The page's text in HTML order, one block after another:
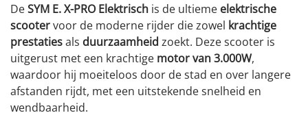
DeSYM E. X-PRO Elektrisch is de ultieme elektrische
scootervoor de moderne rijder die zowel krachtige
prestatiesals duurzaamheid zoekt. Deze scooter is
uitgerust met een krachtige motor van 3.000W,
waardoor hij moeiteloos door de stad en over langere
afstanden rijdt, met een uitstekende snelheid en
wendbaarheid.